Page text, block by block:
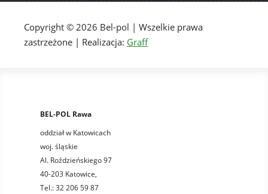
Copyright © 2026 Bel-pol | Wszelkie prawa
zastrzeżone | Realizacja: Graff
BEL-POL Rawa
oddział w Katowicach
woj. śląskie
Al. Roździeńskiego 97
40-203 Katowice,
Tel.: 32 206 59 87